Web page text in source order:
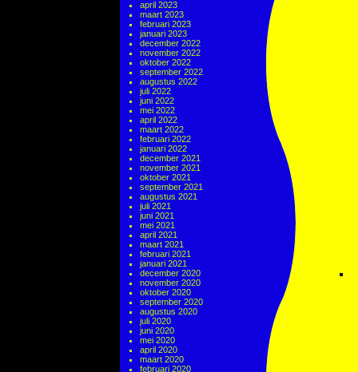
april 2023
maart 2023
februari 2023
januari 2023
december 2022
november 2022
oktober 2022
september 2022
augustus 2022
juli 2022
juni 2022
mei 2022
april 2022
maart 2022
februari 2022
januari 2022
december 2021
november 2021
oktober 2021
september 2021
augustus 2021
juli 2021
juni 2021
mei 2021
april 2021
maart 2021
februari 2021
januari 2021
december 2020
november 2020
oktober 2020
september 2020
augustus 2020
juli 2020
juni 2020
mei 2020
april 2020
maart 2020
februari 2020